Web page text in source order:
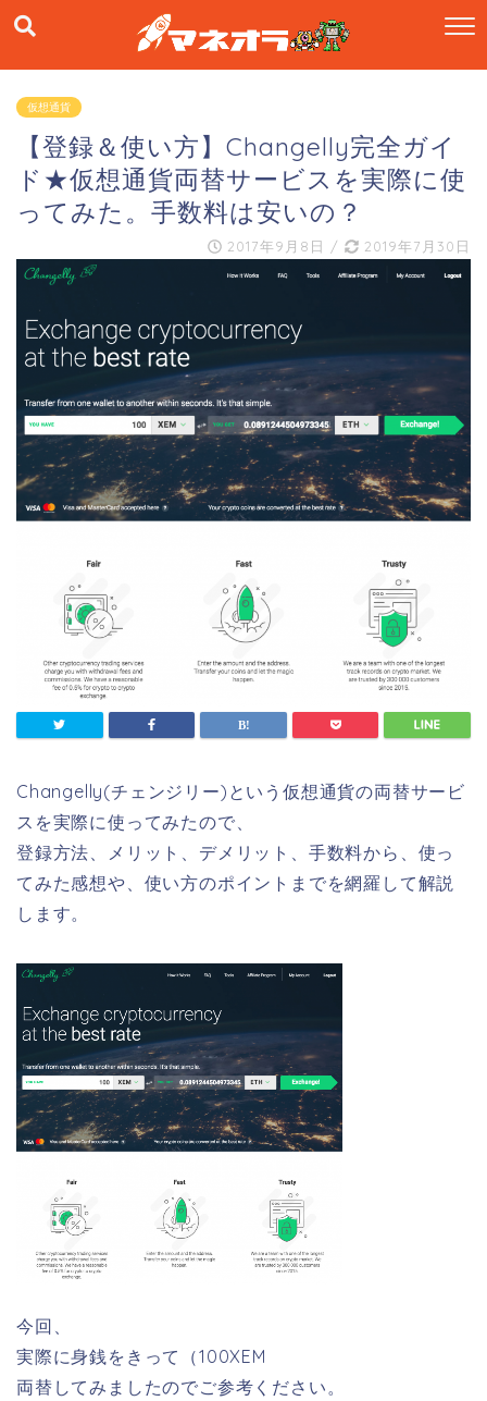
仮想通貨
【登録＆使い方】Changelly完全ガイ
ド★仮想通貨両替サービスを実際に使
ってみた。手数料は安いの？
2017年9月8日 / 2019年7月30日
Changelly(チェンジリー)という仮想通貨の両替サービ
スを実際に使ってみたので、
登録方法、メリット、デメリット、手数料から、使っ
てみた感想や、使い方のポイントまでを網羅して解説
します。
今回、
実際に身銭をきって（100XEM
両替してみましたのでご参考ください。